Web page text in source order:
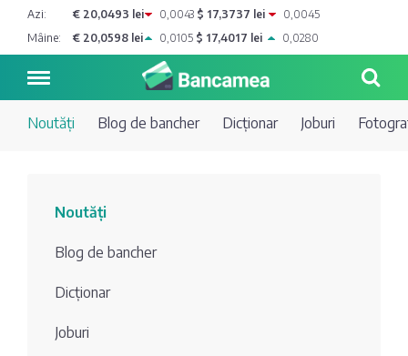
Azi: € 20,0493 lei 0,0043 $ 17,3737 lei
0,0045
Mâine:
€ 20,0598 lei 0,0105 $ 17,4017 lei 0,0280
bancher
Comerțbank
Energbank
Noutăți Blog de bancher Dicționar Joburi
Noutăți
Blog de bancher
Dicționar
Joburi